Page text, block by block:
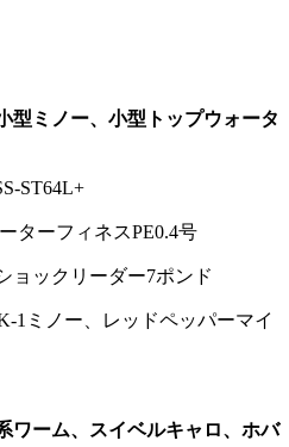
ミノー、小型トップウォータ
ST64L+
ターフィネスPE0.4号
ョックリーダー7ポンド
1ミノー、レッドペッパーマイ
ーム、スイベルキャロ、ホバ